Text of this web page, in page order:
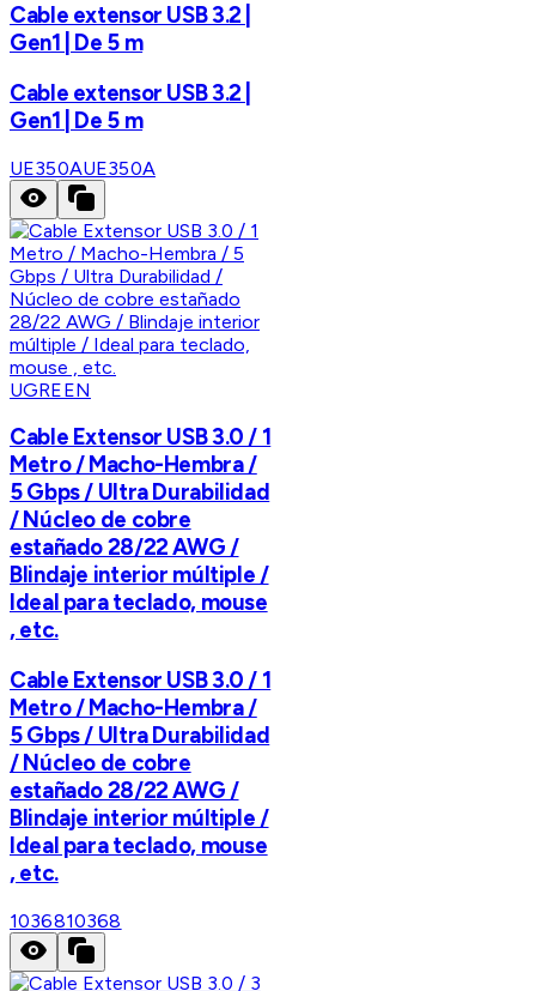
Cable extensor USB 3.2 |
Gen1 | De 5 m
Cable extensor USB 3.2 |
Gen1 | De 5 m
UE350AUE350A
UGREEN
Cable Extensor USB 3.0 / 1
Metro / Macho-Hembra /
5 Gbps / Ultra Durabilidad
/ Núcleo de cobre
estañado 28/22 AWG /
Blindaje interior múltiple /
Ideal para teclado, mouse
, etc.
Cable Extensor USB 3.0 / 1
Metro / Macho-Hembra /
5 Gbps / Ultra Durabilidad
/ Núcleo de cobre
estañado 28/22 AWG /
Blindaje interior múltiple /
Ideal para teclado, mouse
, etc.
1036810368